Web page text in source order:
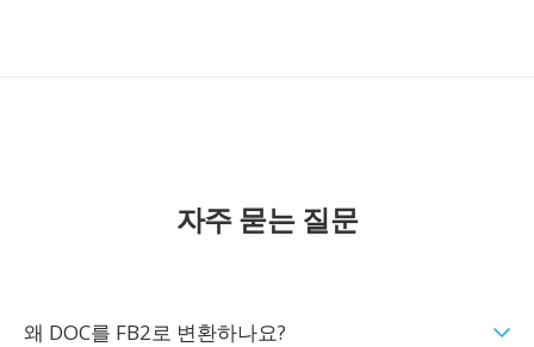
자주 묻는 질문
왜 DOC를 FB2로 변환하나요?